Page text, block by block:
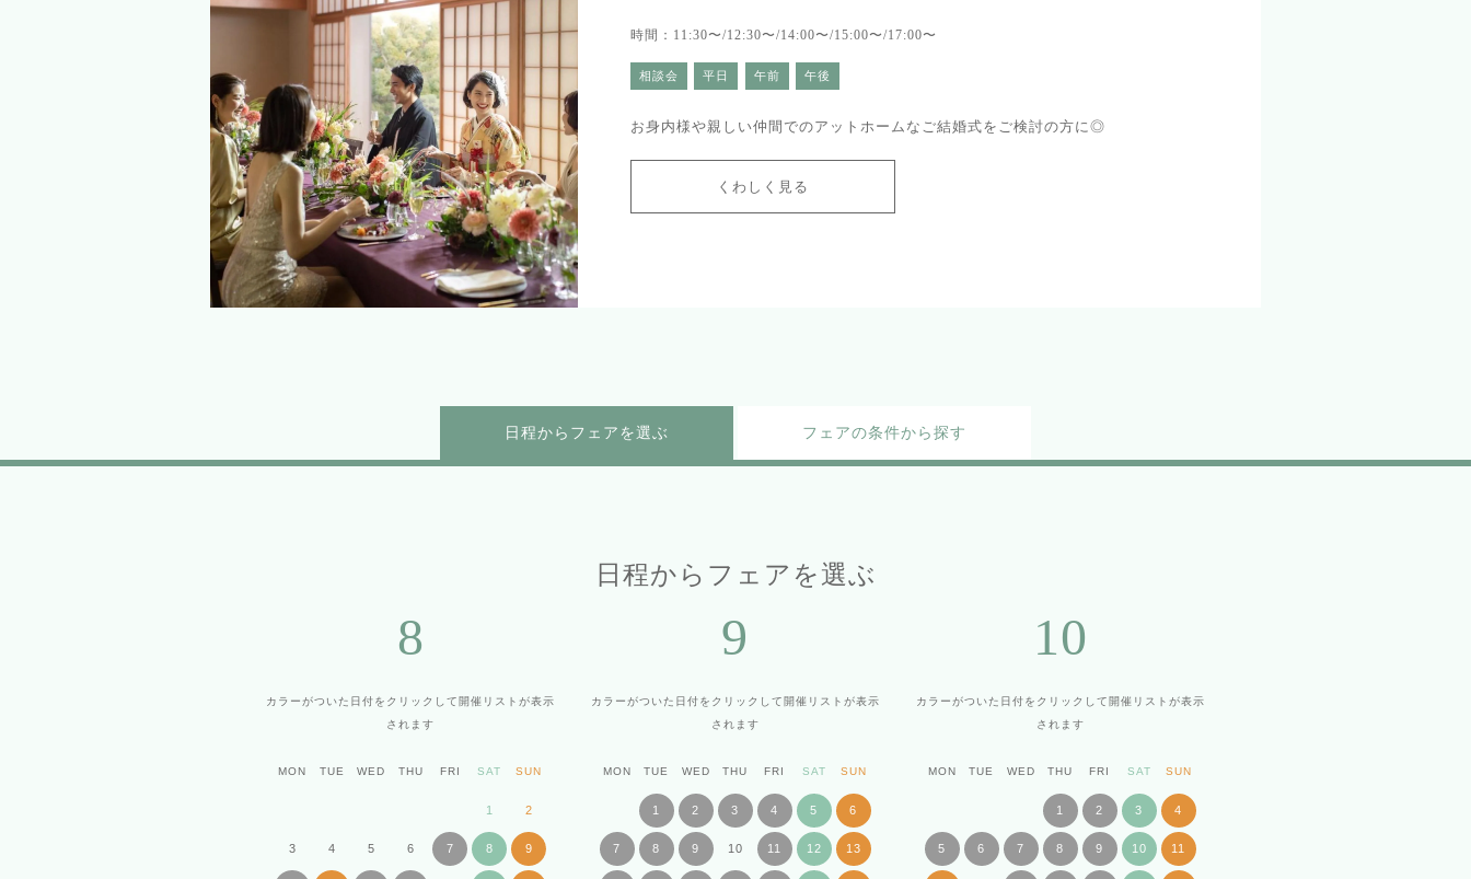
時間：11:30〜/12:30〜/14:00〜/15:00〜/17:00〜
相談会 平日 午前 午後
お身内様や親しい仲間でのアットホームなご結婚式をご検討の方に◎
くわしく見る
日程からフェアを選ぶ フェアの条件から探す
日程からフェアを選ぶ
8
カラーがついた日付をクリックして 開催リストが表示
されます
MON TUE WED THU FRI SAT SUN
1 2
3 4 5 6 7 8 9
9
カラーがついた日付をクリックして 開催リストが表示
されます
MON TUE WED THU FRI SAT SUN
1 2 3 4 5 6
7 8 9 10 11 12 13
10
カラーがついた日付をクリックして 開催リストが表示
されます
MON TUE WED THU FRI SAT SUN
1 2 3 4
5 6 7 8 9 10 11